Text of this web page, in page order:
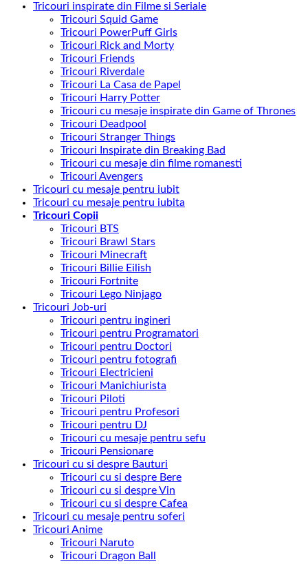
Tricouri inspirate din Filme si Seriale
Tricouri Squid Game
Tricouri PowerPuff Girls
Tricouri Rick and Morty
Tricouri Friends
Tricouri Riverdale
Tricouri La Casa de Papel
Tricouri Harry Potter
Tricouri cu mesaje inspirate din Game of Thrones
Tricouri Deadpool
Tricouri Stranger Things
Tricouri Inspirate din Breaking Bad
Tricouri cu mesaje din filme romanesti
Tricouri Avengers
Tricouri cu mesaje pentru iubit
Tricouri cu mesaje pentru iubita
Tricouri Copii
Tricouri BTS
Tricouri Brawl Stars
Tricouri Minecraft
Tricouri Billie Eilish
Tricouri Fortnite
Tricouri Lego Ninjago
Tricouri Job-uri
Tricouri pentru ingineri
Tricouri pentru Programatori
Tricouri pentru Doctori
Tricouri pentru fotografi
Tricouri Electricieni
Tricouri Manichiurista
Tricouri Piloti
Tricouri pentru Profesori
Tricouri pentru DJ
Tricouri cu mesaje pentru sefu
Tricouri Pensionare
Tricouri cu si despre Bauturi
Tricouri cu si despre Bere
Tricouri cu si despre Vin
Tricouri cu si despre Cafea
Tricouri cu mesaje pentru soferi
Tricouri Anime
Tricouri Naruto
Tricouri Dragon Ball